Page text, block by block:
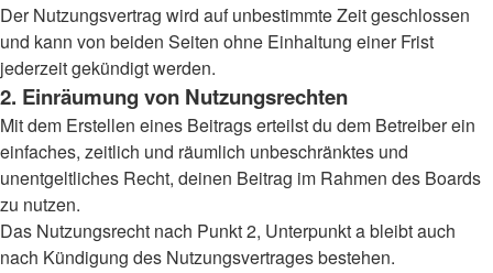
Der Nutzungsvertrag wird auf unbestimmte Zeit geschlossen
und kann von beiden Seiten ohne Einhaltung einer Frist
jederzeit gekündigt werden.
2. Einräumung von Nutzungsrechten
Mit dem Erstellen eines Beitrags erteilst du dem Betreiber ein
einfaches, zeitlich und räumlich unbeschränktes und
unentgeltliches Recht, deinen Beitrag im Rahmen des Boards
zu nutzen.
Das Nutzungsrecht nach Punkt 2, Unterpunkt a bleibt auch
nach Kündigung des Nutzungsvertrages bestehen.